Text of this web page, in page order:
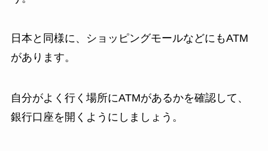
日本と同様に、ショッピングモールなどにもATM
があります。
自分がよく行く場所にATMがあるかを確認して、
銀行口座を開くようにしましょう。